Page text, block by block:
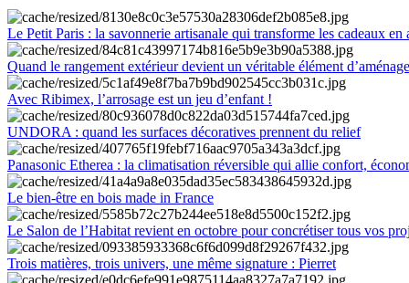
Le Petit Paris : la savonnerie artisanale qui transforme les cadeaux en
Quand le rangement extérieur devient un véritable élément
Avec Ribimex, l’arrosage est un jeu d’enfant !
UNDORA : quand les surfaces décoratives prennent du relief
Panasonic Etherea : la climatisation réversible qui allie confort,
Le bien-être en bois made in France
Le Salon de l’Habitat revient en octobre pour concrétiser tous vos
Trois matières, trois univers, une même signature : Pierret